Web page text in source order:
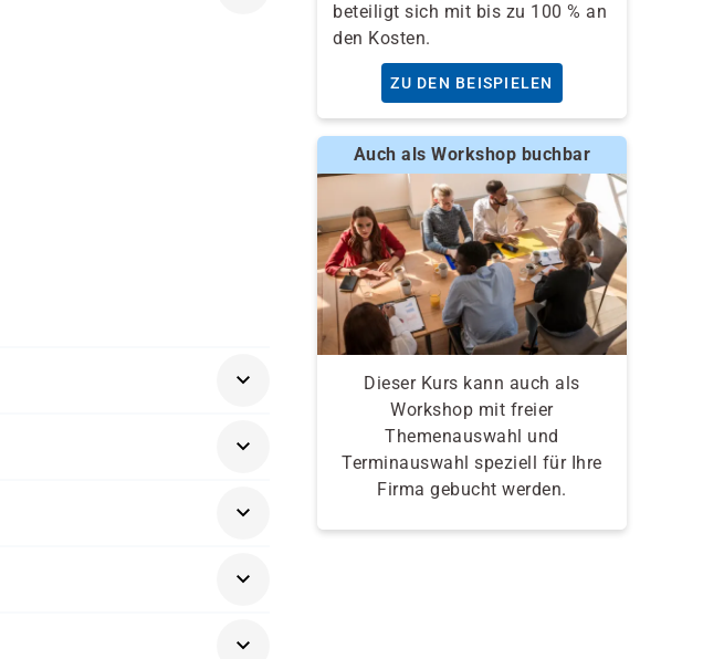
beteiligt sich mit bis zu 100 % an
den Kosten.
ZU DEN BEISPIELEN
Auch als Workshop buchbar
Dieser Kurs kann auch als
Workshop mit freier
Themenauswahl und
Terminauswahl speziell für Ihre
Firma gebucht werden.